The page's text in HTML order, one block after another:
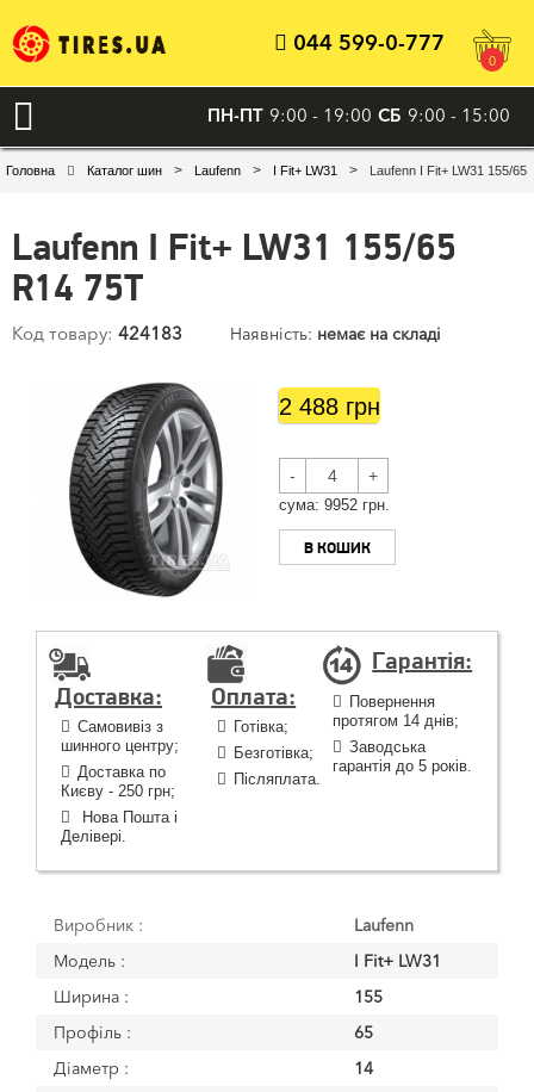
044 599-0-777
0
ПН-ПТ 9:00 - 19:00 СБ 9:00 - 15:00
Головна Каталог шин > Laufenn > I Fit+ LW31 > Laufenn I Fit+ LW31 155/65
Laufenn I Fit+ LW31 155/65
R14 75T
Код товару: 424183 Наявність: немає на складі
2 488 грн
- +
сума: 9952 грн.
В КОШИК
Доставка:
Самовивіз з
шинного центру;
Доставка по
Києву - 250 грн;
Нова Пошта і
Делівері.
Оплата:
Готівка;
Безготівка;
Післяплата.
Гарантія:
Повернення
протягом 14 днів;
Заводська
гарантія до 5 років.
Виробник :
Laufenn
Модель :
I Fit+ LW31
Ширина :
155
Профіль :
65
Діаметр :
14